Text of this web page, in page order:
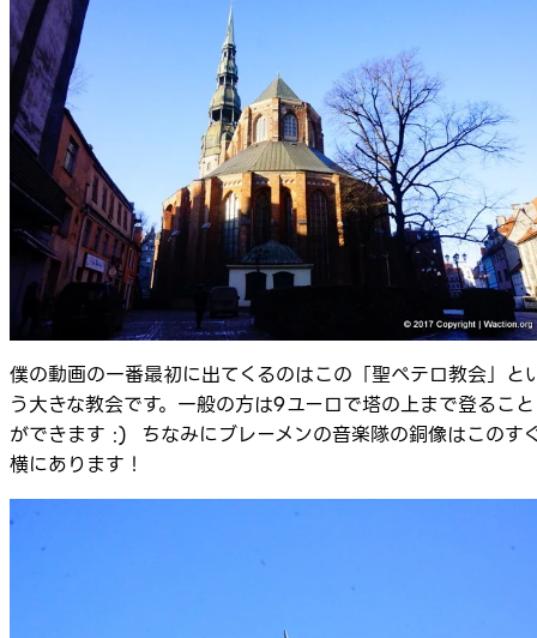
僕の動画の一番最初に出てくるのはこの「聖ペテロ教会」と
う大きな教会です。一般の方は9ユーロで塔の上まで登ること
ができます :) ちなみにブレーメンの音楽隊の銅像はこのす
横にあります！